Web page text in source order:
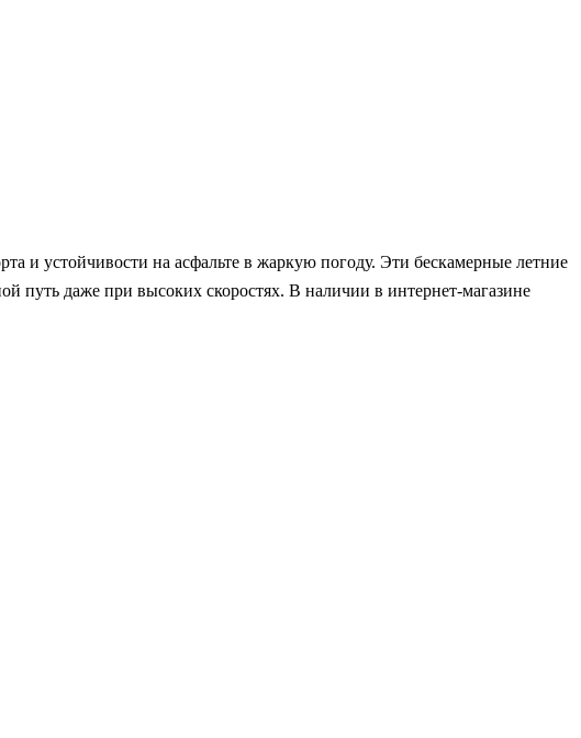
и устойчивости на асфальте в жаркую погоду. Эти бескамерные летние
путь даже при высоких скоростях. В наличии в интернет-магазине